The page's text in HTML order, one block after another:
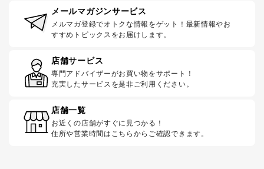
メールマガジンサービス
メルマガ登録でオトクな情報をゲット！最新情報やお
すすめトピックスをお届けします。
店舗サービス
専門アドバイザーがお買い物をサポート！
充実したサービスを是非ご利用ください。
店舗一覧
お近くの店舗がすぐに見つかる！
住所や営業時間はこちらからご確認できます。